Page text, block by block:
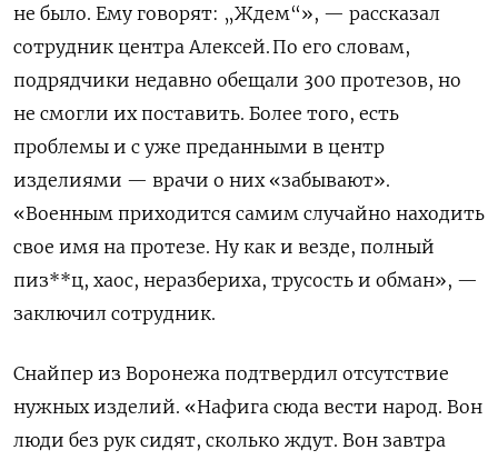
не было. Ему говорят: „Ждем“», — рассказал
сотрудник центра Алексей. По его словам,
подрядчики недавно обещали 300 протезов, но
не смогли их поставить. Более того, есть
проблемы и с уже преданными в центр
изделиями — врачи о них «забывают».
«Военным приходится самим случайно находить
свое имя на протезе. Ну как и везде, полный
пиз**ц, хаос, неразбериха, трусость и обман», —
заключил сотрудник.
Снайпер из Воронежа подтвердил отсутствие
нужных изделий. «Нафига сюда вести народ. Вон
люди без рук сидят, сколько ждут. Вон завтра